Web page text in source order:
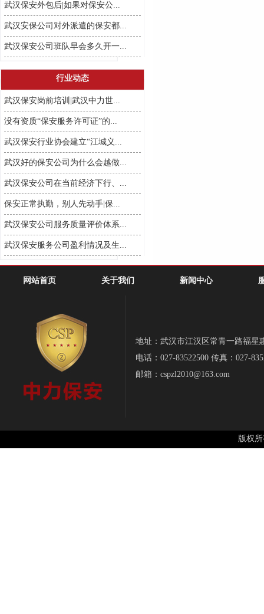
武汉保安外包后|如果对保安公...
武汉安保公司对外派遣的保安都...
武汉保安公司班队早会多久开一...
行业动态
武汉保安岗前培训|武汉中力世...
没有资质“保安服务许可证”的...
武汉保安行业协会建立“江城义...
武汉好的保安公司为什么会越做...
武汉保安公司在当前经济下行、...
保安正常执勤，别人先动手|保...
武汉保安公司服务质量评价体系...
武汉保安服务公司盈利情况及生...
网站首页 关于我们 新闻中心
地址：武汉市江汉区常青一路福星
电话：027-83522500 传真：027-
邮箱：cspzl2010@163.com
版权